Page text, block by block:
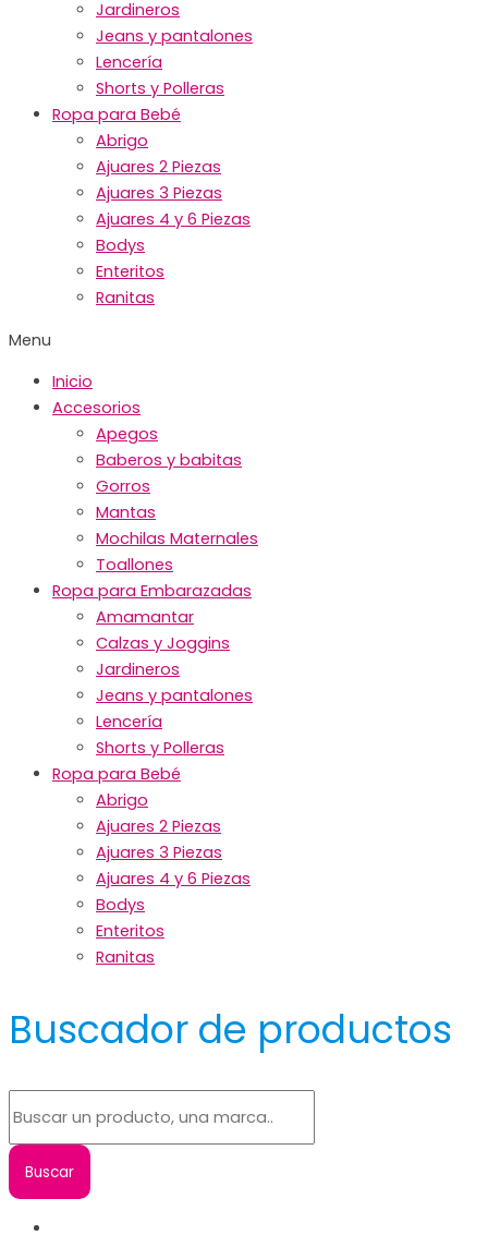
Jardineros
Jeans y pantalones
Lencería
Shorts y Polleras
Ropa para Bebé
Abrigo
Ajuares 2 Piezas
Ajuares 3 Piezas
Ajuares 4 y 6 Piezas
Bodys
Enteritos
Ranitas
Menu
Inicio
Accesorios
Apegos
Baberos y babitas
Gorros
Mantas
Mochilas Maternales
Toallones
Ropa para Embarazadas
Amamantar
Calzas y Joggins
Jardineros
Jeans y pantalones
Lencería
Shorts y Polleras
Ropa para Bebé
Abrigo
Ajuares 2 Piezas
Ajuares 3 Piezas
Ajuares 4 y 6 Piezas
Bodys
Enteritos
Ranitas
Buscador de productos